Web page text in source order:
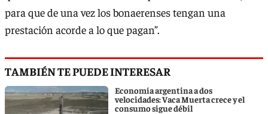
para que de una vez los bonaerenses tengan una
prestación acorde a lo que pagan”.
TAMBIÉN TE PUEDE INTERESAR
Economía argentina a dos
velocidades: Vaca Muerta crece y el
consumo sigue débil